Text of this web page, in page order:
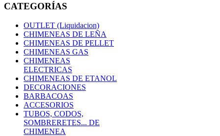
CATEGORÍAS
OUTLET (Liquidacion)
CHIMENEAS DE LEÑA
CHIMENEAS DE PELLET
CHIMENEAS GAS
CHIMENEAS
ELECTRICAS
CHIMENEAS DE ETANOL
DECORACIONES
BARBACOAS
ACCESORIOS
TUBOS, CODOS,
SOMBRERETES... DE
CHIMENEA